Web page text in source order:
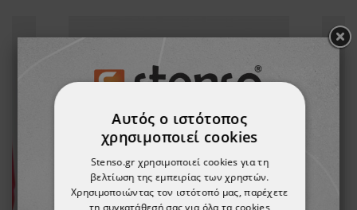
Αυτός ο ιστότοπος
χρησιμοποιεί cookies
Stenso.gr χρησιμοποιεί cookies για τη
βελτίωση της εμπειρίας των χρηστών.
Χρησιμοποιώντας τον ιστότοπό μας, παρέχετε
τη συγκατάθεσή σας για όλα τα cookies